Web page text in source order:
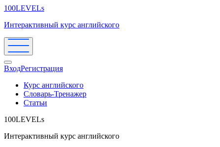
100LEVELs
Интерактивный курс английского
ВходРегистрация
Курс английского
Словарь-Тренажер
Статьи
100LEVELs
Интерактивный курс английского